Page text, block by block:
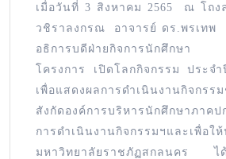
เมื่อวันที่ 3 สิงหาคม 2565 ณ โถง
วชิราลงกรณ อาจารย์ ดร.พรเทพ
อธิการบดีฝ่ายกิจการนักศึกษา
โครงการ เปิดโลกกิจกรรม ประจ
เพื่อแสดงผลการดำเนินงานกิจก
สังกัดองค์การบริหารนักศึกษาภาค
การดำเนินงานกิจกรรมฯและเพื่อใ
มหาวิทยาลัยราชภัฏสกลนคร ได้